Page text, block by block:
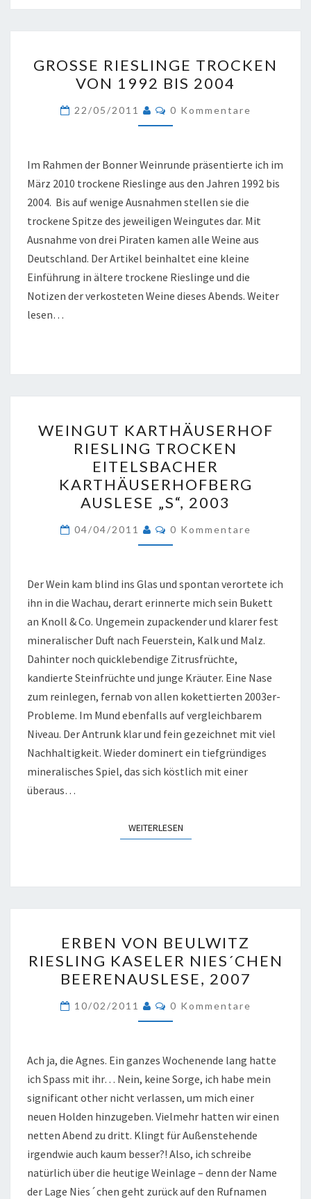
IESLINGE T
ROCKEN V
ON 1
992 B
004
GROSSE RIESLINGE TROCKEN V
ON 1992 BIS 2004
22/05/2011 Kommentare
0 Kommentare
Im Rahmen der Bonner Weinrunde präsentierte ich im
März 2010 trockene Rieslinge aus den Jahren 1992 bis
2004. Bis auf wenige Ausnahmen stellen sie die
trockene Spitze des jeweiligen Weingutes dar. Mit
Ausnahme von drei Piraten kamen alle Weine aus
Deutschland. Der Artikel beinhaltet eine kleine
Einführung in ältere trockene Rieslinge und die
Notizen der verkosteten Weine dieses Abends. Weiter
lesen…
KARTHÄUSERHOF
RIESLING
TROCKEN
EITELSBACHER
KARTHÄUSERHOFBERG
AUSLESE
„S“,
WEINGUT KARTHÄUSERHOF
RIESLING TROCKEN
EITELSBACHER
KARTHÄUSERHOFBERG
AUSLESE „S“, 2003
04/04/2011 Kommentare
0 Kommentare
Der Wein kam blind ins Glas und spontan verortete ich
ihn in die Wachau, derart erinnerte mich sein Bukett
an Knoll & Co. Ungemein zupackender und klarer fest
mineralischer Duft nach Feuerstein, Kalk und Malz.
Dahinter noch quicklebendige Zitrusfrüchte,
kandierte Steinfrüchte und junge Kräuter. Eine Nase
zum reinlegen, fernab von allen kokettierten 2003er-
Probleme. Im Mund ebenfalls auf vergleichbarem
Niveau. Der Antrunk klar und fein gezeichnet mit viel
Nachhaltigkeit. Wieder dominert ein tiefgründiges
mineralisches Spiel, das sich köstlich mit einer
überaus…
WEITERLESENWEITERLESEN
VON
BEULWITZ
RIESLING
KASELER
NIES
BEERENAUSLESE,
2007
ERBEN VON BEULWITZ
RIESLING KASELER NIES´CHEN
BEERENAUSLESE, 2007
10/02/2011 Kommentare
0 Kommentare
Ach ja, die Agnes. Ein ganzes Wochenende lang hatte
ich Spass mit ihr… Nein, keine Sorge, ich habe mein
significant other nicht verlassen, um mich einer
neuen Holden hinzugeben. Vielmehr hatten wir einen
netten Abend zu dritt. Klingt für Außenstehende
irgendwie auch kaum besser?! Also, ich schreibe
natürlich über die heutige Weinlage – denn der Name
der Lage Nies´chen geht zurück auf den Rufnamen